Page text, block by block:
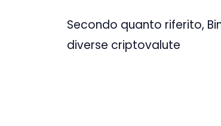
Secondo quanto riferito,
diverse criptovalute